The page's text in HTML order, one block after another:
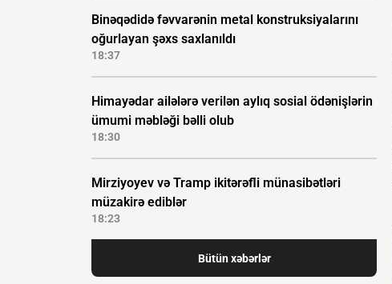
Binəqədidə fəvvarənin metal konstruksiyalarını
oğurlayan şəxs saxlanıldı
18:37
Himayədar ailələrə verilən aylıq sosial ödənişlərin
ümumi məbləği bəlli olub
18:30
Mirziyoyev və Tramp ikitərəfli münasibətləri
müzakirə ediblər
18:23
Bütün xəbərlər